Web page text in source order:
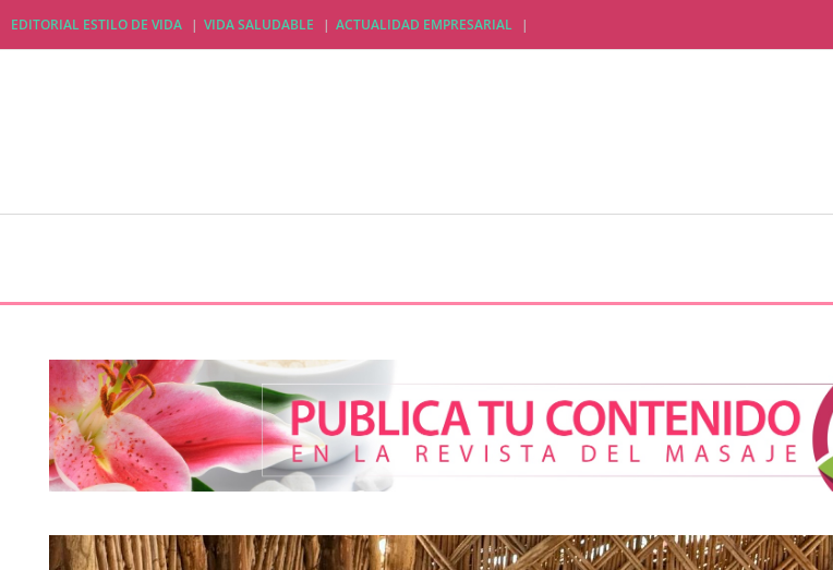
EDITORIAL ESTILO DE VIDA VIDA SALUDABLE ACTUALIDAD EMPRESARIAL